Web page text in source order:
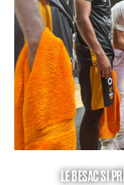
LE BESAC SI